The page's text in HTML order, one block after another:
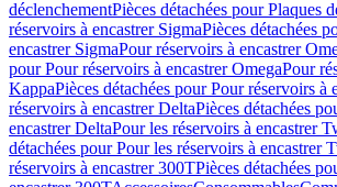
déclenchementPièces détachées pour Plaques
réservoirs à encastrer SigmaPièces détachées
encastrer SigmaPour réservoirs à encastrer
pour Pour réservoirs à encastrer OmegaPour
KappaPièces détachées pour Pour réservoirs à
réservoirs à encastrer DeltaPièces détachées
encastrer DeltaPour les réservoirs à encastrer
détachées pour Pour les réservoirs à encastrer
réservoirs à encastrer 300TPièces détachées